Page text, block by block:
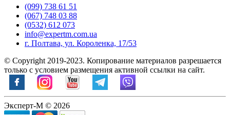
(099) 738 61 51
(067) 748 03 88
(0532) 612 073
info@expertm.com.ua
г. Полтава, ул. Короленка, 17/53
© Copyright 2019-2023. Копирование материалов разрешается
только с условием размещения активной ссылки на сайт.
Эксперт-М © 2026